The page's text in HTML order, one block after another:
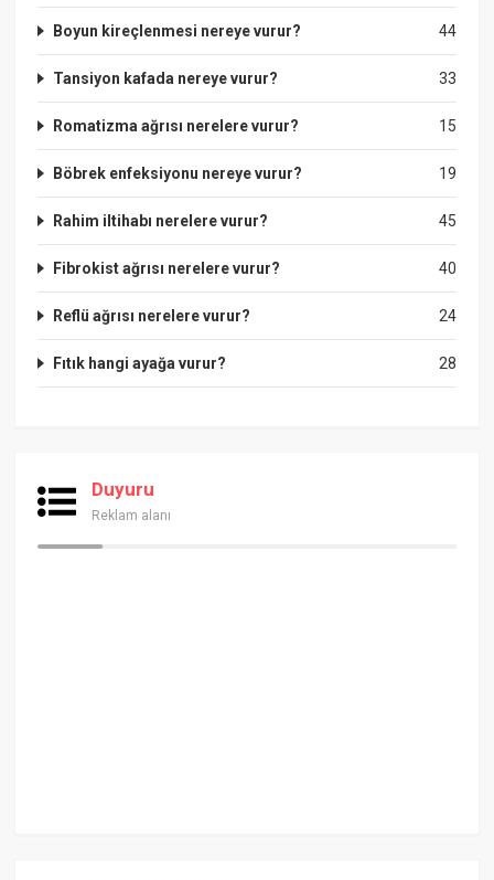
44
Boyun kireçlenmesi nereye vurur?
33
Tansiyon kafada nereye vurur?
15
Romatizma ağrısı nerelere vurur?
19
Böbrek enfeksiyonu nereye vurur?
45
Rahim iltihabı nerelere vurur?
40
Fibrokist ağrısı nerelere vurur?
24
Reflü ağrısı nerelere vurur?
28
Fıtık hangi ayağa vurur?
Duyuru
Reklam alanı